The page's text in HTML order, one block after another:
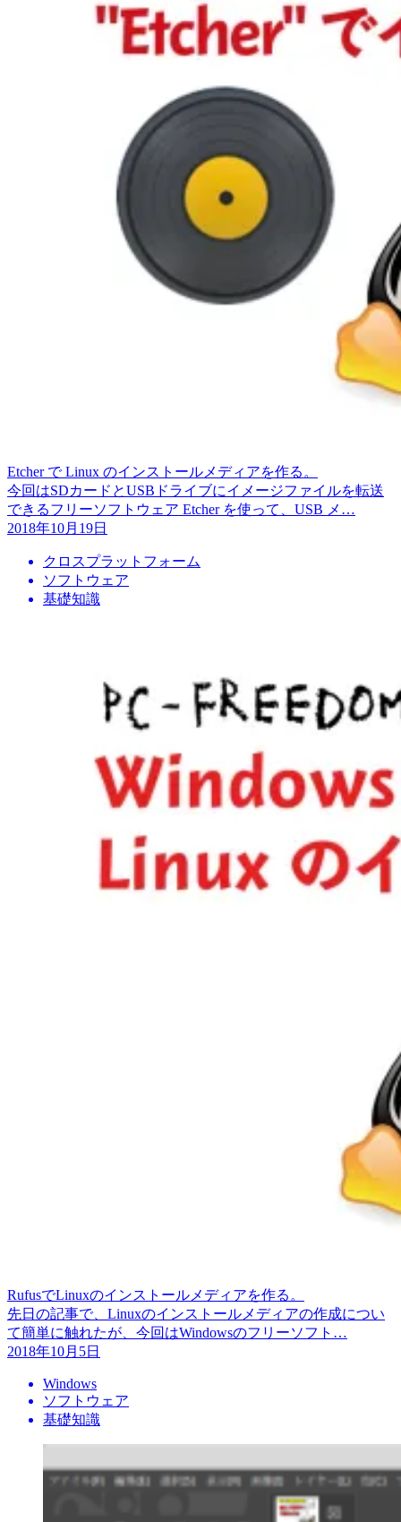
Etcher で Linux のインストールメディアを作る。
今回はSDカードとUSBドライブにイメージファイルを転送
できるフリーソフトウェア Etcher を使って、USB メ…
2018年10月19日
クロスプラットフォーム
ソフトウェア
基礎知識
RufusでLinuxのインストールメディアを作る。
先日の記事で、Linuxのインストールメディアの作成につい
て簡単に触れたが、今回はWindowsのフリーソフト…
2018年10月5日
Windows
ソフトウェア
基礎知識